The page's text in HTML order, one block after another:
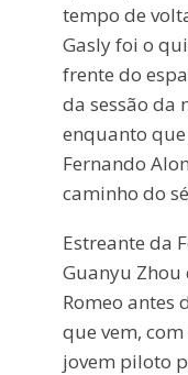
tempo de
Gasly foi o
frente do
da sessão da
enquanto
Fernando
caminho do
Estreante da
Guanyu
Romeo antes
que vem,
jovem piloto